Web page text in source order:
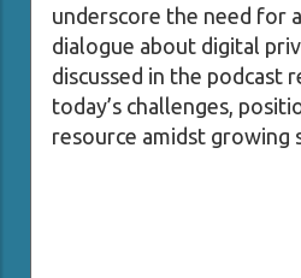
underscore the need for
dialogue about digital
discussed in the podcast
today’s challenges,
resource amidst growing